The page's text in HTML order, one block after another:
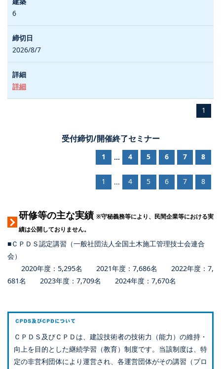
6
2026/8/7
詳細
1
受付締切/開催終了セミナー
1 ... 4 5 6 7 8
1 ... 4 5 6 7 8
研修等の主な実績 ※守秘義務等により、民間企業等における実
績は公開しておりません。
■ＣＰＤＳ認定講習（一般社団法人全国土木施工管理技士会連合
会）
2020年度：5,295名 2021年度：7,686名 2022年度：7,
681名 2023年度：7,709名 2024年度：7,670名
ＣＰＤＳ及びＣＰＤは、建設技術者の技術力（能力）の維持・
向上を目的とした継続学習（教育）制度です。当該制度は、特
定の非営利団体により運営され、各運営団体がその講習（プロ